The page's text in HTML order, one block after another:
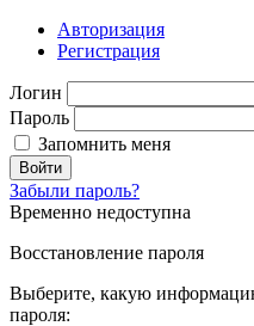
Авторизация
Регистрация
Логин
Пароль
Запомнить меня
Войти
Забыли пароль?
Временно недоступна
Восстановление пароля
Выберите, какую
пароля: